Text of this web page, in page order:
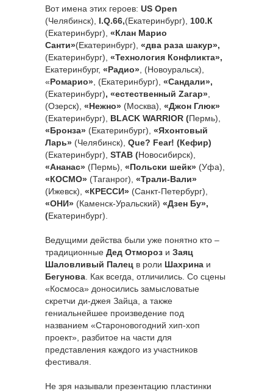
Вот имена этих героев: US Open
(Челябинск), I.Q.66,(Екатеринбург), 100.К
(Екатеринбург), «Клан Марио
Санти»(Екатеринбург), «два раза шакур»,
(Екатеринбург), «Технология Конфликта»,
Екатеринбург, «Радио» , (Новоуральск),
«Ромарио» , (Екатеринбург), «Сандали»,
(Екатеринбург), «естественный Zагар»
(Озерск), «Нежно» (Москва), «Джон Глюк»
(Екатеринбург), BLACK WARRIOR (Пермь),
«Бронза» (Екатеринбург), «Яхонтовый
Ларь» (Челябинск), Que? Fear! (Кефир)
(Екатеринбург), STAB (Новосибирск),
«Ананас» (Пермь), «Польски шейк» (Уфа),
«КОСМО» (Таганрог), «Трали-Вали»
(Ижевск), «КРЕССИ» (Санкт-Петербург),
«ОНИ» (Каменск-Уральский) «Дзен Бу»,
(Екатеринбург).
Ведущими действа были уже понятно кто –
традиционные Дед Отмороз и Заяц
Шаловливый Палец в роли Шахрина и
Бегунова . Как всегда, отличились. Со сцены
«Космоса» доносились замысловатые
скретчи ди-джея Зайца, а также
гениальнейшее произведение под
названием «Староновогодний хип-хоп
проект», разбитое на части для
представления каждого из участников
фестиваля.
Не зря называли презентацию пластинки